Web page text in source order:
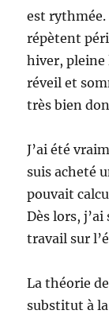
est rythmée.
répètent
hiver, pleine
réveil et
très bien
J’ai été
suis acheté
pouvait
Dès lors,
travail sur
La théorie
substitut à